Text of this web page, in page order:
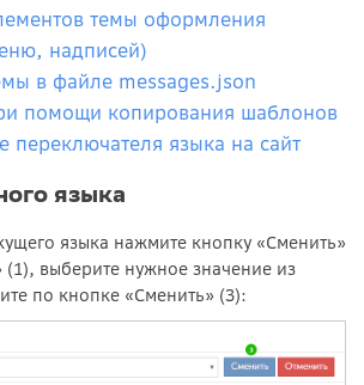
темы оформления
надписей)
в файле messages.json
помощи копирования шаблонов
переключателя языка на сайт
языка
языка нажмите кнопку «Сменить»
(1), выберите нужное значение из
по кнопке «Сменить» (3):